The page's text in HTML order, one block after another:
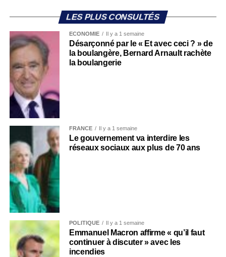
LES PLUS CONSULTÉS
ECONOMIE Il y a 1 semaine
Désarçonné par le « Et avec ceci ? » de
la boulangère, Bernard Arnault rachète
la boulangerie
FRANCE Il y a 1 semaine
Le gouvernement va interdire les
réseaux sociaux aux plus de 70 ans
POLITIQUE Il y a 1 semaine
Emmanuel Macron affirme « qu’il faut
continuer à discuter » avec les
incendies